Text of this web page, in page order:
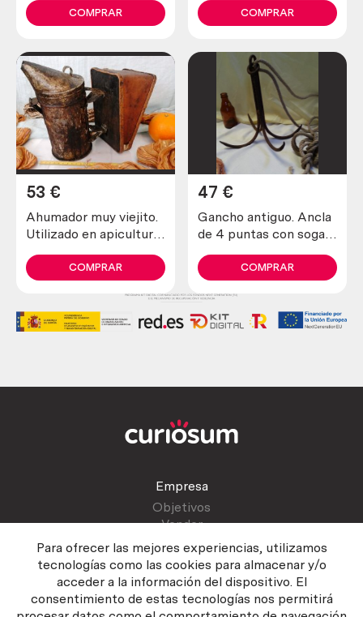
Para ofrecer las mejores experiencias, utilizamos
tecnologías como las cookies para almacenar y/o
acceder a la información del dispositivo. El
consentimiento de estas tecnologías nos permitirá
Años 30COMPRAR COMPRAR
Ahumador muy viejito.
Utilizado en apicultura
abejas
53 €
COMPRAR
Gancho antiguo. Ancla
de 4 puntas con soga
47 €
COMPRAR
Empresa
Objetivos
Vender
Atención al cliente
Contactar